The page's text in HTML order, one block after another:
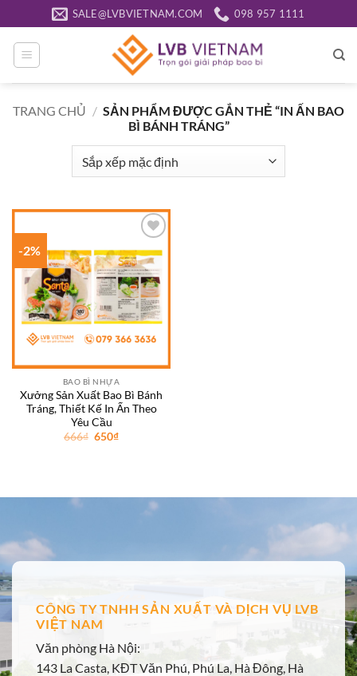
qua
nội
dung
SALE@LVBVIETNAM.COM 098 957 1111
TRANG CHỦ / SẢN PHẨM ĐƯỢC GẮN THẺ “IN ẤN BAO
BÌ BÁNH TRÁNG”
-2%
Add to
wishlist
BAO BÌ NHỰA
Xưởng Sản Xuất Bao Bì Bánh
Tráng, Thiết Kế In Ấn Theo
Yêu Cầu
666₫ Giá
650₫Giá
CÔNG TY TNHH SẢN XUẤT VÀ DỊCH VỤ LVB
VIỆT NAM
Văn phòng Hà Nội:
143 La Casta, KĐT Văn Phú, Phú La, Hà Đông, Hà